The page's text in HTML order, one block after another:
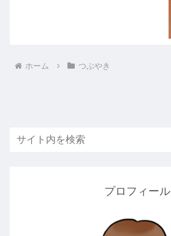
ホーム つぶやき
プロフィール